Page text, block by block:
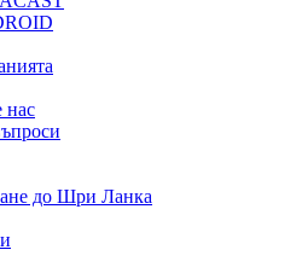
нас
до Шри Ланка